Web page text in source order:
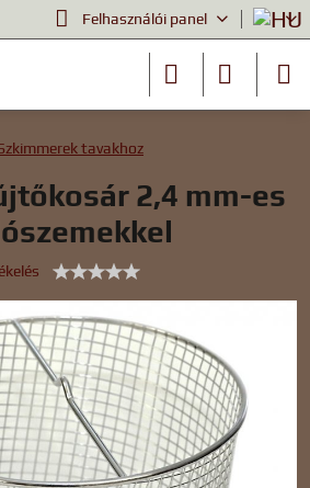
Felhasználói panel
tavakhoz
2,4 mm-es